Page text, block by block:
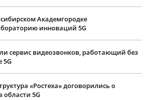
Академгородке
инноваций 5G
сервис видеозвонков, работающий без
5G
«Ростеха» договорились о
области 5G